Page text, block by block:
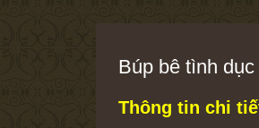
Búp bê tình
Thông tin chi